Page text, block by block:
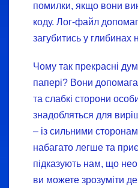
помилки, якщо вони
коду. Лог-файл
загубитись у глибинах
Чому так прекрасні
папері? Вони
та слабкі сторони
знадобляться для
– із сильними
набагато легше та
підказують нам, що
ви можете зрозуміти